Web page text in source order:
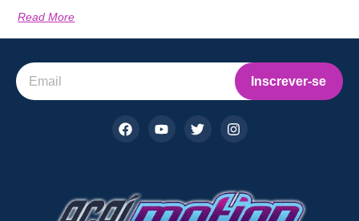
Read More
Inscrever-se
F
a
o
k
Y
o
e
T
w
r
I
n
g
r
a